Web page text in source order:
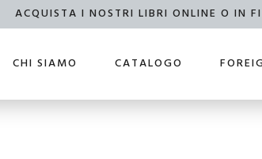
ACQUISTA I NOSTRI LIBRI ONLINE O IN
CHI SIAMO CATALOGO